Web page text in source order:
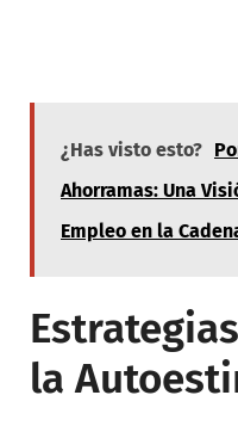
¿Has visto esto?
Ahorramas: Una
Empleo en la
la